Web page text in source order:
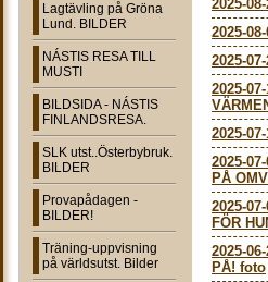
Lagtävling på Gröna
Lund. BILDER
NÁSTIS RESA TILL
MUSTI
BILDSIDA - NÁSTIS
FINLANDSRESA.
SLK utst..Österbybruk.
BILDER
Provapådagen -
BILDER!
Träning-uppvisning
på världsutst. Bilder
2025-
2025-
2025-
2025-
2025-
2025-
PÅ
2025-
FÖR
2025-
PÅ! foto